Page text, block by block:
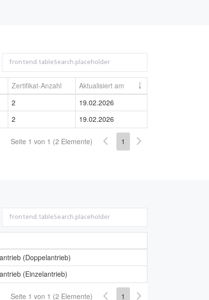
Zertifikat-Anzahl
Aktualisiert am
2
19.02.2026
2 19.02.2026
Seite 1 von 1 (2 Elemente) 1
(Doppelantrieb)
(Einzelantrieb)
Seite 1 von 1 (2 Elemente) 1